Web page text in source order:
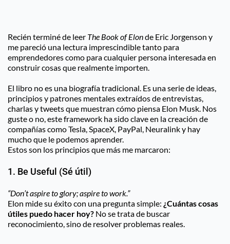
Recién terminé de leer The Book of Elon de Eric Jorgenson y
me pareció una lectura imprescindible tanto para
emprendedores como para cualquier persona interesada en
construir cosas que realmente importen.
El libro no es una biografía tradicional. Es una serie de ideas,
principios y patrones mentales extraídos de entrevistas,
charlas y tweets que muestran cómo piensa Elon Musk. Nos
guste o no, este framework ha sido clave en la creación de
compañías como Tesla, SpaceX, PayPal, Neuralink y hay
mucho que le podemos aprender.
Estos son los principios que más me marcaron:
1. Be Useful (Sé útil)
“Don’t aspire to glory; aspire to work.”
Elon mide su éxito con una pregunta simple: ¿Cuántas cosas
útiles puedo hacer hoy? No se trata de buscar
reconocimiento, sino de resolver problemas reales.